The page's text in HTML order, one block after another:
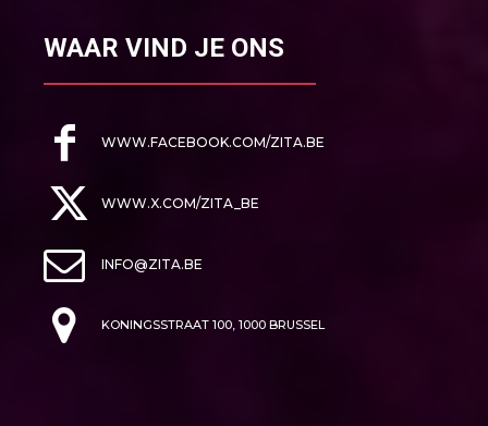
WAAR VIND JE ONS
WWW.FACEBOOK.COM/ZITA.BE
WWW.X.COM/ZITA_BE
INFO@ZITA.BE
KONINGSSTRAAT 100, 1000 BRUSSEL